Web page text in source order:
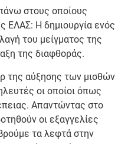
στους οποίους
ΕΛΑΣ: Η δημιουργία ενός
του μείγματος της
της διαφθοράς.
της αύξησης των μισθών
οι οποίοι όπως
Απαντώντας στο
οι εξαγγελίες
τα λεφτά στην